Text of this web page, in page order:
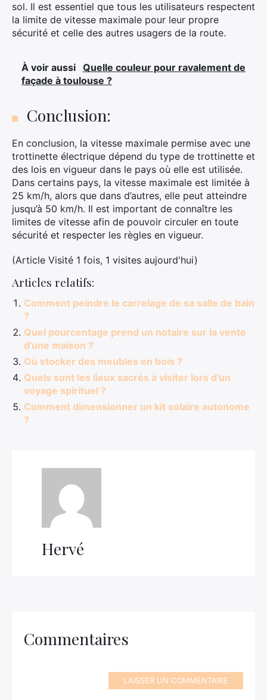
sol. Il est essentiel que tous les utilisateurs respectent
la limite de vitesse maximale pour leur propre
sécurité et celle des autres usagers de la route.
À voir aussi Quelle couleur pour ravalement de
façade à toulouse ?
Conclusion:
En conclusion, la vitesse maximale permise avec une
trottinette électrique dépend du type de trottinette et
des lois en vigueur dans le pays où elle est utilisée.
Dans certains pays, la vitesse maximale est limitée à
25 km/h, alors que dans d’autres, elle peut atteindre
jusqu’à 50 km/h. Il est important de connaître les
limites de vitesse afin de pouvoir circuler en toute
sécurité et respecter les règles en vigueur.
(Article Visité 1 fois, 1 visites aujourd'hui)
Articles relatifs:
Comment peindre le carrelage de sa salle de bain
?
Quel pourcentage prend un notaire sur la vente
d’une maison ?
Où stocker des meubles en bois ?
Quels sont les lieux sacrés à visiter lors d’un
voyage spirituel ?
Comment dimensionner un kit solaire autonome
?
Hervé
Commentaires
LAISSER UN COMMENTAIRE